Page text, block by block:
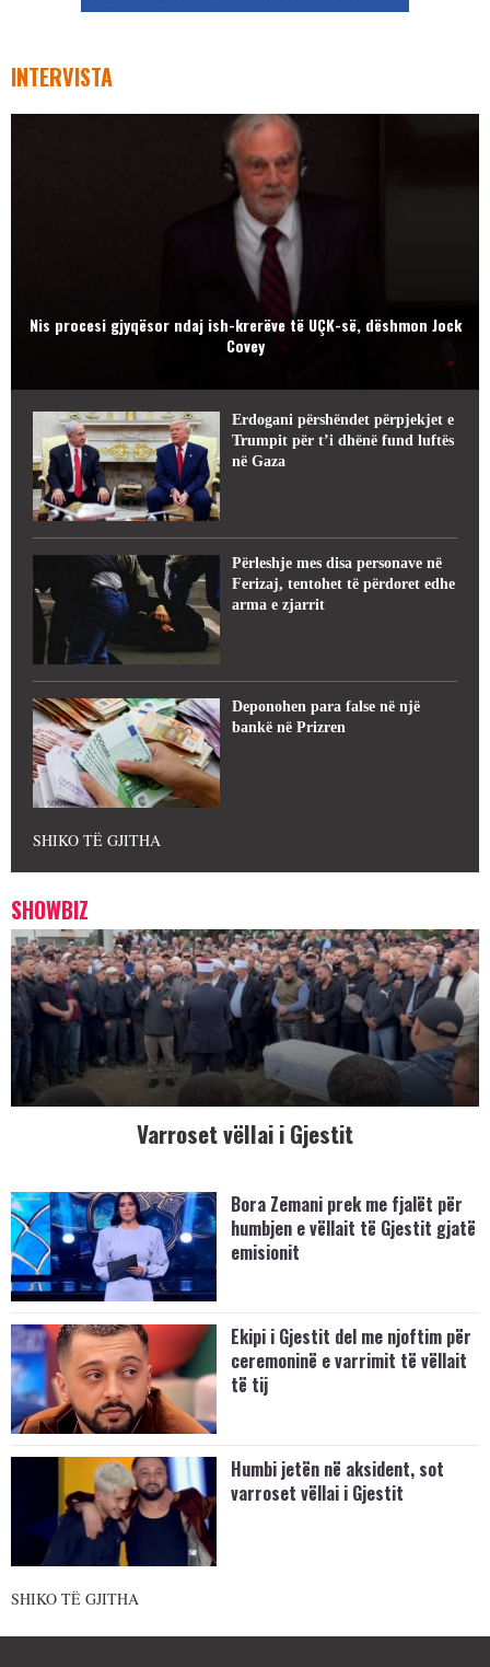
INTERVISTA
Nis procesi gjyqësor ndaj ish-krerëve të UÇK-së, dëshmon Jock
Covey
Erdogani përshëndet përpjekjet e
Trumpit për t’i dhënë fund luftës
në Gaza
Përleshje mes disa personave në
Ferizaj, tentohet të përdoret edhe
arma e zjarrit
Deponohen para false në një
bankë në Prizren
SHIKO TË GJITHA
SHOWBIZ
Varroset vëllai i Gjestit
Bora Zemani prek me fjalët për
humbjen e vëllait të Gjestit gjatë
emisionit
Ekipi i Gjestit del me njoftim për
ceremoninë e varrimit të vëllait
të tij
Humbi jetën në aksident, sot
varroset vëllai i Gjestit
SHIKO TË GJITHA